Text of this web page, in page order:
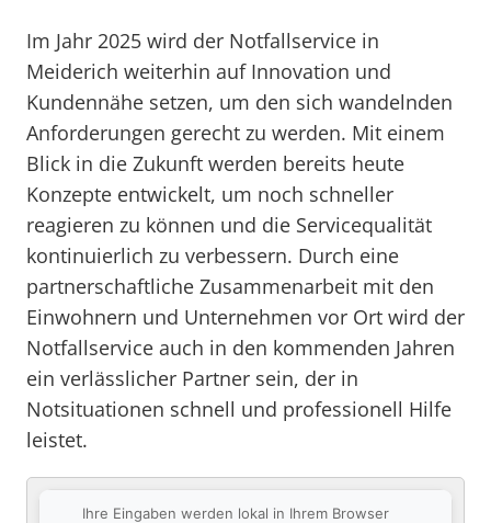
Im Jahr 2025 wird der Notfallservice in
Meiderich weiterhin auf Innovation und
Kundennähe setzen, um den sich wandelnden
Anforderungen gerecht zu werden. Mit einem
Blick in die Zukunft werden bereits heute
Konzepte entwickelt, um noch schneller
reagieren zu können und die Servicequalität
kontinuierlich zu verbessern. Durch eine
partnerschaftliche Zusammenarbeit mit den
Einwohnern und Unternehmen vor Ort wird der
Notfallservice auch in den kommenden Jahren
ein verlässlicher Partner sein, der in
Notsituationen schnell und professionell Hilfe
leistet.
Ihre Eingaben werden lokal in Ihrem Browser